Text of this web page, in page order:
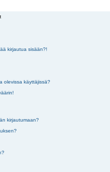
kirjautua sisään?!
olevissa käyttäjissä?
kirjautumaan?